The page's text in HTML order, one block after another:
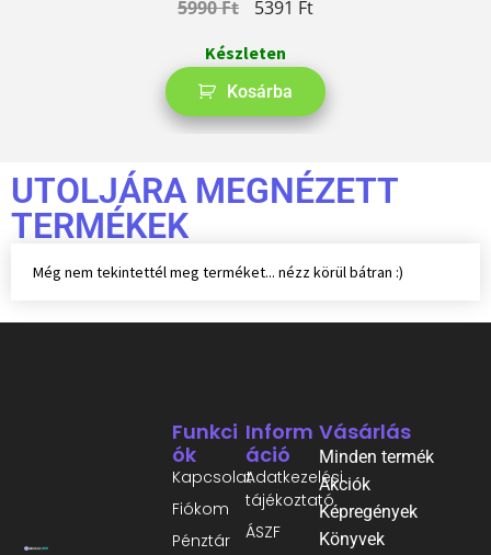
5990Ft 5391 Ft
Készleten
Kosárba
UTOLJÁRA MEGNÉZETT
TERMÉKEK
Még nem tekintettél meg terméket... nézz körül bátran :)
Inform
Áció
Adatkezelési
tájékoztató
ÁSZF
Funkci
Ók
Kapcsolat
Fiókom
Pénztár
Vásárlás
Minden termék
Akciók
Képregények
Könyvek